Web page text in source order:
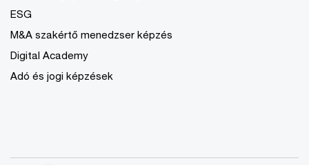
ESG
M&A szakértő menedzser képzés
Digital Academy
Adó és jogi képzések